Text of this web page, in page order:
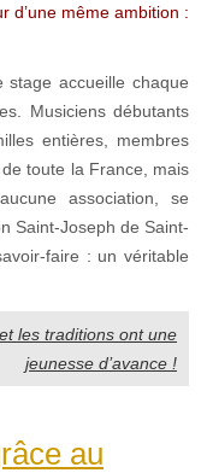
d’une même ambition :
stage accueille chaque
Musiciens débutants
entières, membres
toute la France, mais
association, se
Saint-Joseph de Saint-
faire : un véritable
les traditions ont une
jeunesse d’avance !
au